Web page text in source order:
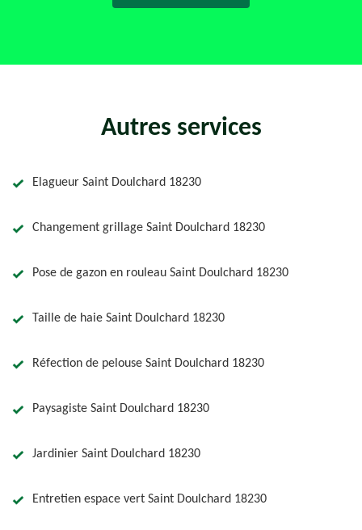
Autres services
Elagueur Saint Doulchard 18230
Changement grillage Saint Doulchard 18230
Pose de gazon en rouleau Saint Doulchard 18230
Taille de haie Saint Doulchard 18230
Réfection de pelouse Saint Doulchard 18230
Paysagiste Saint Doulchard 18230
Jardinier Saint Doulchard 18230
Entretien espace vert Saint Doulchard 18230